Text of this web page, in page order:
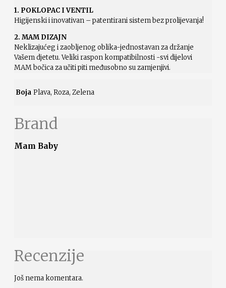
1. POKLOPAC I VENTIL
Higijenski i inovativan – patentirani sistem bez prolijevanja!
2. MAM DIZAJN
Neklizajućeg i zaobljenog oblika-jednostavan za držanje
Vašem djetetu. Veliki raspon kompatibilnosti -svi dijelovi
MAM bočica za učiti piti međusobno su zamjenjivi.
Boja Plava, Roza, Zelena
Brand
Mam Baby
Recenzije
Još nema komentara.